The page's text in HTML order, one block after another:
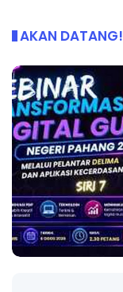
AKAN DATANG!